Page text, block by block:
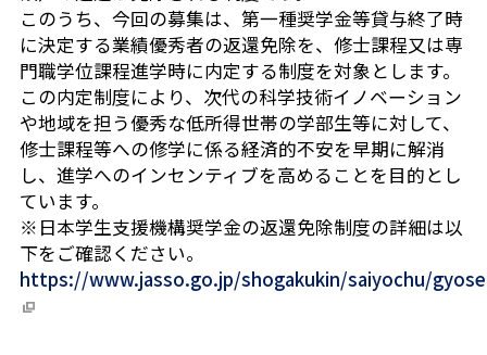
このうち、今回の募集は、第一種奨学金等貸与終了時
に決定する業績優秀者の返還免除を、修士課程又は専
門職学位課程進学時に内定する制度を対象とします。
この内定制度により、次代の科学技術イノベーション
や地域を担う優秀な低所得世帯の学部生等に対して、
修士課程等への修学に係る経済的不安を早期に解消
し、進学へのインセンティブを高めることを目的とし
ています。
※日本学生支援機構奨学金の返還免除制度の詳細は以
下をご確認ください。
https://www.jasso.go.jp/shogakukin/saiyochu/